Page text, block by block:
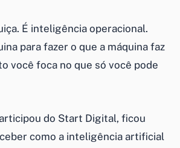
É inteligência operacional.
para fazer o que a máquina faz
você foca no que só você pode
do Start Digital, ficou
como a inteligência artificial